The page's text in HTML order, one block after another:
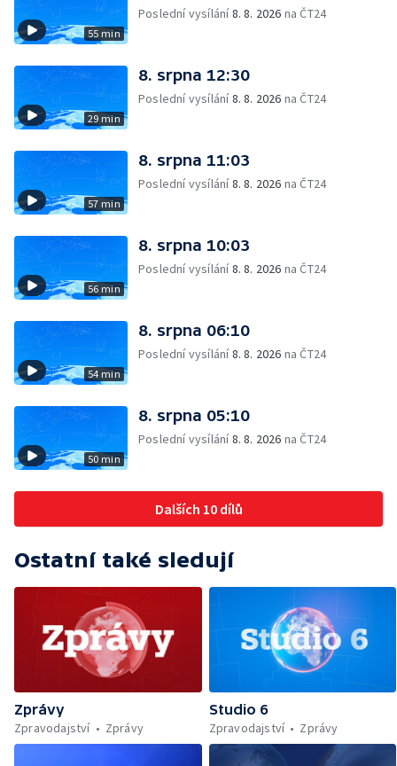
55 min
Poslední vysílání8. 8. 2026 na ČT24
29 min
8. srpna 12:30
Poslední vysílání8. 8. 2026 na ČT24
57 min
8. srpna 11:03
Poslední vysílání8. 8. 2026 na ČT24
56 min
8. srpna 10:03
Poslední vysílání8. 8. 2026 na ČT24
54 min
8. srpna 06:10
Poslední vysílání8. 8. 2026 na ČT24
50 min
8. srpna 05:10
Poslední vysílání8. 8. 2026 na ČT24
Dalších 10 dílů
Ostatní také sledují
Zprávy
Zpravodajství
Zprávy
Studio 6
Zpravodajství
Zprávy